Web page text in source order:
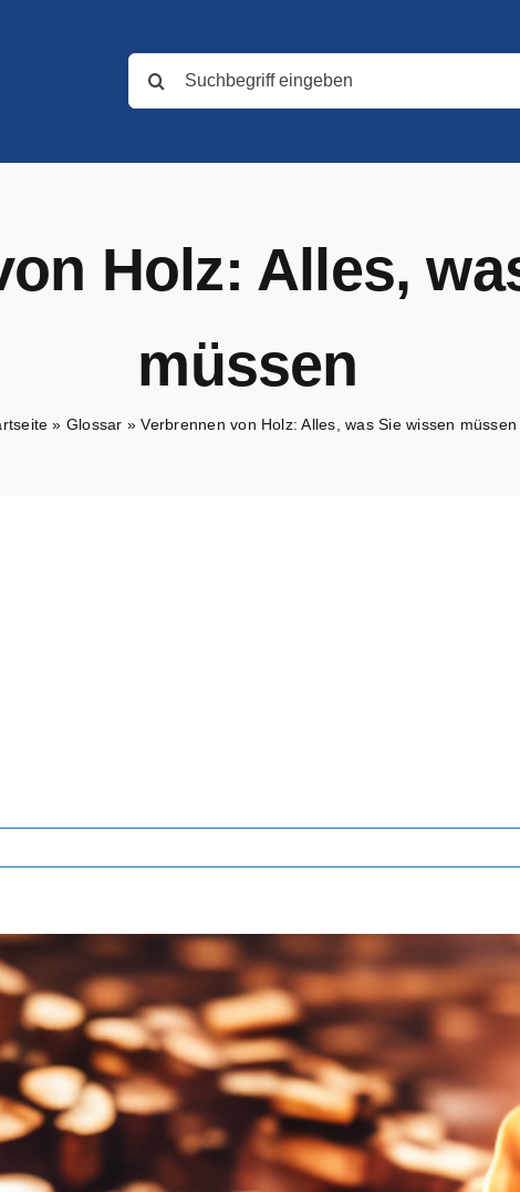
nach:
Holz: Alles,
müssen
» Glossar »Verbrennen von Holz: Alles, was Sie wissen müssen